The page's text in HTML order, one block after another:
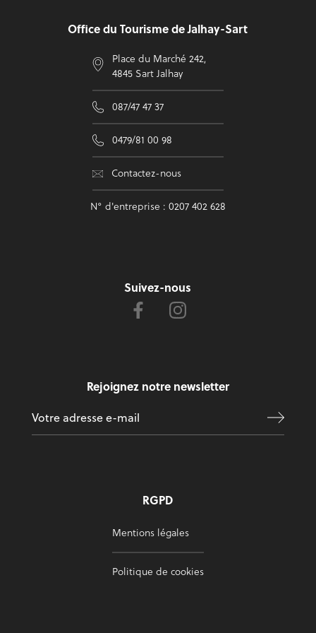
Office du Tourisme de Jalhay-Sart
Place du Marché 242,
4845 Sart Jalhay
087/47 47 37
0479/81 00 98
Contactez-nous
N° d'entreprise : 0207 402 628
Suivez-nous
Rejoignez notre newsletter
RGPD
Mentions légales
Politique de cookies